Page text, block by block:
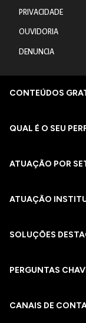
PRIVACIDADE
OUVIDORIA
DENUNCIA
CONTEÚDOS
QUAL É O SEU
ATUAÇÃO POR
ATUAÇÃO
SOLUÇÕES
PERGUNTAS
CANAIS DE